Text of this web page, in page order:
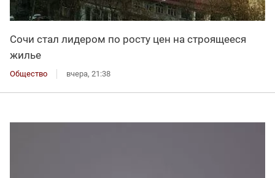
Сочи стал лидером по росту цен на строящееся
жилье
Общество вчера, 21:38